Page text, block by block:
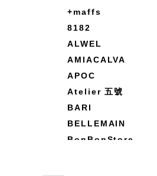
+maffs
8182
ALWEL
AMIACALVA
APOC
Atelier 五號
BARI
BELLEMAIN
BonBonStore